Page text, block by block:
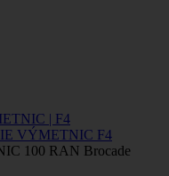
| F4
VÝMETNIC F4
100 RAN Brocade